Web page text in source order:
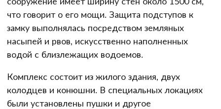
что говорит о его мощи. Защита подступов к
замку выполнялась посредством земляных
насыпей и рвов, искусственно наполненных
водой с близлежащих водоемов.
Комплекс состоит из жилого здания, двух
колодцев и конюшни. В специальных локациях
были установлены пушки и другое